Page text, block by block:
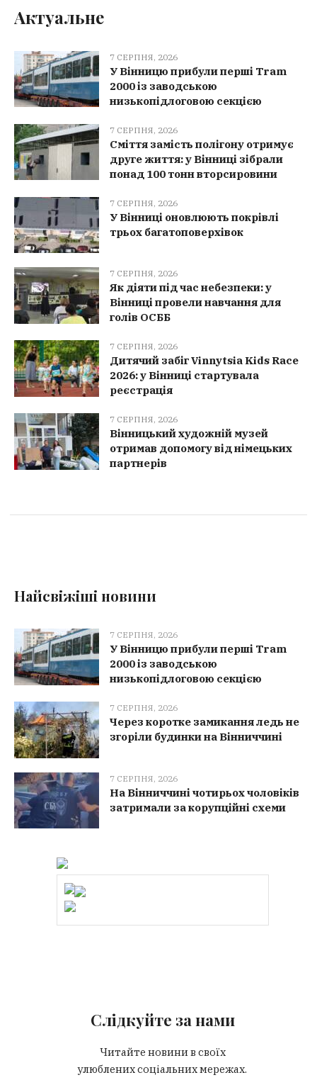
Актуальне
7 СЕРПНЯ, 2026
У Вінницю прибули перші Tram
2000 із заводською
низькопідлоговою секцією
7 СЕРПНЯ, 2026
Сміття замість полігону отримує
друге життя: у Вінниці зібрали
понад 100 тонн вторсировини
7 СЕРПНЯ, 2026
У Вінниці оновлюють покрівлі
трьох багатоповерхівок
7 СЕРПНЯ, 2026
Як діяти під час небезпеки: у
Вінниці провели навчання для
голів ОСББ
7 СЕРПНЯ, 2026
Дитячий забіг Vinnytsia Kids Race
2026: у Вінниці стартувала
реєстрація
7 СЕРПНЯ, 2026
Вінницький художній музей
отримав допомогу від німецьких
партнерів
Найсвіжіші новини
7 СЕРПНЯ, 2026
У Вінницю прибули перші Tram
2000 із заводською
низькопідлоговою секцією
7 СЕРПНЯ, 2026
Через коротке замикання ледь не
згоріли будинки на Вінниччині
7 СЕРПНЯ, 2026
На Вінниччині чотирьох чоловіків
затримали за корупційні схеми
Слідкуйте за нами
Читайте новини в своїх
улюблених соціальних мережах.